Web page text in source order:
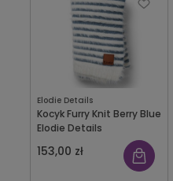
Elodie Details
Kocyk Furry Knit Berry Blue
Elodie Details
153,00 zł